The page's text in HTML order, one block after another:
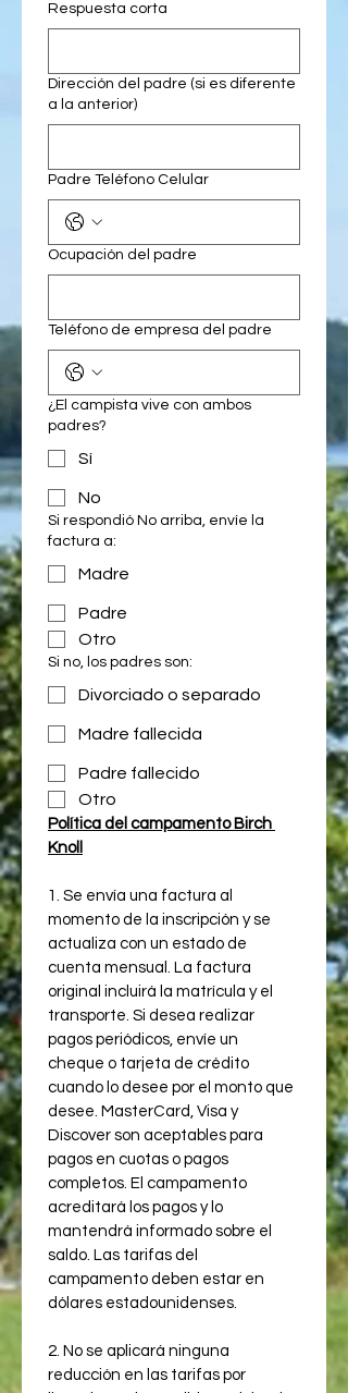
Respuesta corta
Dirección del padre (si es diferente
a la anterior)
Padre Teléfono Celular
Ocupación del padre
Teléfono de empresa del padre
¿El campista vive con ambos
padres?
Sí
No
Si respondió No arriba, envíe la
factura a:
Madre
Padre
Otro
Si no, los padres son:
Divorciado o separado
Madre fallecida
Padre fallecido
Otro
Política del campamento Birch
Knoll
1. Se envía una factura al
momento de la inscripción y se
actualiza con un estado de
cuenta mensual. La factura
original incluirá la matrícula y el
transporte. Si desea realizar
pagos periódicos, envíe un
cheque o tarjeta de crédito
cuando lo desee por el monto que
desee. MasterCard, Visa y
Discover son aceptables para
pagos en cuotas o pagos
completos. El campamento
acreditará los pagos y lo
mantendrá informado sobre el
saldo. Las tarifas del
campamento deben estar en
dólares estadounidenses.
2. No se aplicará ninguna
reducción en las tarifas por